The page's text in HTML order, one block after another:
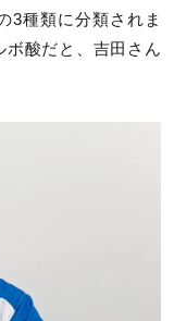
3種類に分類されま
ボ酸だと、吉田さん